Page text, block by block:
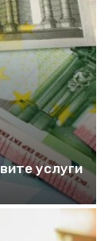
услуги